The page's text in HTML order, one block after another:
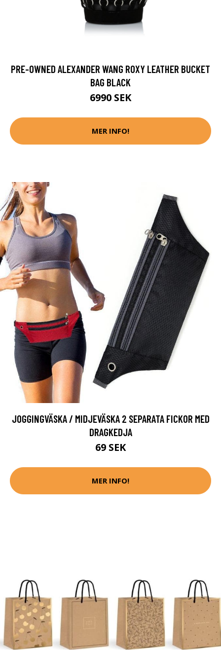
PRE-OWNED ALEXANDER WANG ROXY LEATHER BUCKET
BAG BLACK
6990 SEK
MER INFO!
JOGGINGVÄSKA / MIDJEVÄSKA 2 SEPARATA FICKOR MED
DRAGKEDJA
69 SEK
MER INFO!